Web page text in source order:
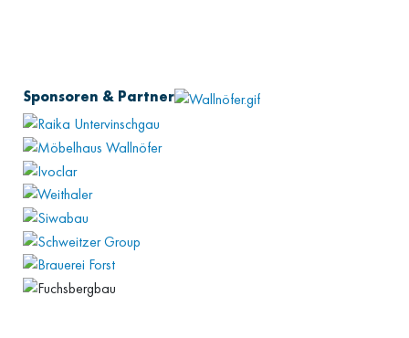
Sponsoren & Partner